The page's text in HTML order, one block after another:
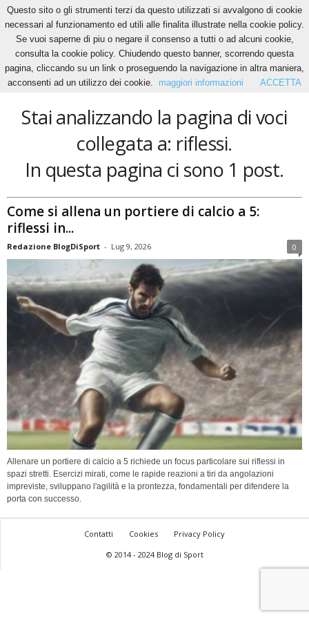
Home Tags Riflessi
riflessi
Stai analizzando la pagina di voci
collegata a: riflessi.
In questa pagina ci sono 1 post.
Come si allena un portiere di calcio a 5:
riflessi in...
Redazione BlogDiSport - Lug 9, 2026 0
Allenare un portiere di calcio a 5 richiede un focus particolare sui riflessi in
spazi stretti. Esercizi mirati, come le rapide reazioni a tiri da angolazioni
impreviste, sviluppano l'agilità e la prontezza, fondamentali per difendere la
porta con successo.
Contatti Cookies
Privacy Policy
© 2014 - 2024 Blog di Sport
Questo sito o gli strumenti terzi da questo utilizzati si avvalgono di cookie
necessari al funzionamento ed utili alle finalita illustrate nella cookie policy.
Se vuoi saperne di piu o negare il consenso a tutti o ad alcuni cookie,
consulta la cookie policy. Chiudendo questo banner, scorrendo questa
pagina, cliccando su un link o proseguendo la navigazione in altra maniera,
acconsenti ad un utilizzo dei cookie.
maggiori informazioni ACCETTA